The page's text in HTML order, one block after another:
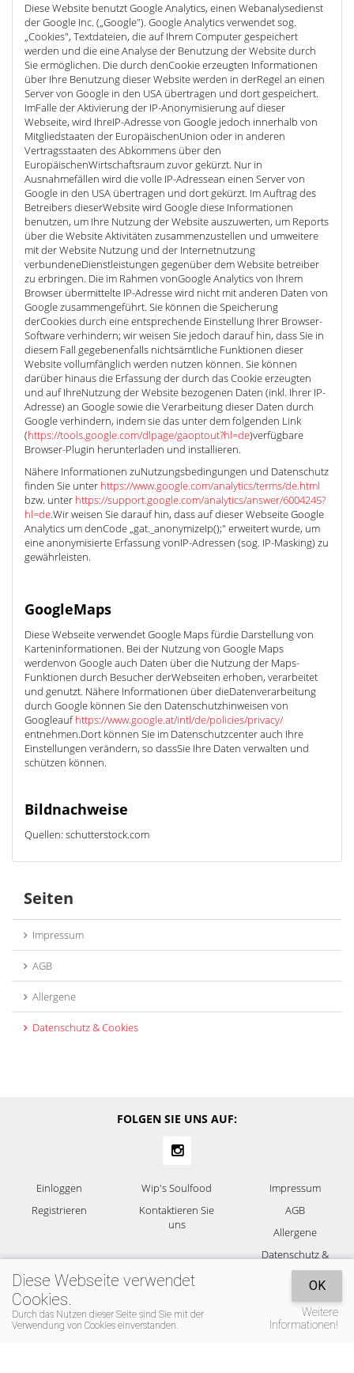
Diese Website benutzt Google Analytics, einen Webanalysedienst
der Google Inc. („Google"). Google Analytics verwendet sog.
„Cookies", Textdateien, die auf Ihrem Computer gespeichert
werden und die eine Analyse der Benutzung der Website durch
Sie ermöglichen. Die durch denCookie erzeugten Informationen
über Ihre Benutzung dieser Website werden in derRegel an einen
Server von Google in den USA übertragen und dort gespeichert.
ImFalle der Aktivierung der IP-Anonymisierung auf dieser
Webseite, wird IhreIP-Adresse von Google jedoch innerhalb von
Mitgliedstaaten der EuropäischenUnion oder in anderen
Vertragsstaaten des Abkommens über den
EuropäischenWirtschaftsraum zuvor gekürzt. Nur in
Ausnahmefällen wird die volle IP-Adressean einen Server von
Google in den USA übertragen und dort gekürzt. Im Auftrag des
Betreibers dieserWebsite wird Google diese Informationen
benutzen, um Ihre Nutzung der Website auszuwerten, um Reports
über die Website Aktivitäten zusammenzustellen und umweitere
mit der Website Nutzung und der Internetnutzung
verbundeneDienstleistungen gegenüber dem Website betreiber
zu erbringen. Die im Rahmen vonGoogle Analytics von Ihrem
Browser übermittelte IP-Adresse wird nicht mit anderen Daten von
Google zusammengeführt. Sie können die Speicherung
derCookies durch eine entsprechende Einstellung Ihrer Browser-
Software verhindern; wir weisen Sie jedoch darauf hin, dass Sie in
diesem Fall gegebenenfalls nichtsämtliche Funktionen dieser
Website vollumfänglich werden nutzen können. Sie können
darüber hinaus die Erfassung der durch das Cookie erzeugten
und auf IhreNutzung der Website bezogenen Daten (inkl. Ihrer IP-
Adresse) an Google sowie die Verarbeitung dieser Daten durch
Google verhindern, indem sie das unter dem folgenden Link
(https://tools.google.com/dlpage/gaoptout?hl=de)verfügbare
Browser-Plugin herunterladen und installieren.
Nähere Informationen zuNutzungsbedingungen und Datenschutz
finden Sie unter https://www.google.com/analytics/terms/de.html
bzw. unter https://support.google.com/analytics/answer/6004245?
hl=de.Wir weisen Sie darauf hin, dass auf dieser Webseite Google
Analytics um denCode „gat._anonymizeIp();" erweitert wurde, um
eine anonymisierte Erfassung vonIP-Adressen (sog. IP-Masking) zu
gewährleisten.
GoogleMaps
Diese Webseite verwendet Google Maps fürdie Darstellung von
Karteninformationen. Bei der Nutzung von Google Maps
werdenvon Google auch Daten über die Nutzung der Maps-
Funktionen durch Besucher derWebseiten erhoben, verarbeitet
und genutzt. Nähere Informationen über dieDatenverarbeitung
durch Google können Sie den Datenschutzhinweisen von
Googleaufhttps://www.google.at/intl/de/policies/privacy/
entnehmen.Dort können Sie im Datenschutzcenter auch Ihre
Einstellungen verändern, so dassSie Ihre Daten verwalten und
schützen können.
Bildnachweise
Quellen: schutterstock.com
Seiten
Impressum
AGB
Allergene
Datenschutz & Cookies
FOLGEN SIE UNS AUF:
Einloggen
Registrieren
Wip's Soulfood
Kontaktieren Sie
uns
Impressum
AGB
Allergene
Datenschutz &
Cookies
Diese Webseite verwendet
Cookies.
Durch das Nutzen dieser Seite sind Sie mit der
Verwendung von Cookies einverstanden.
OK
Weitere
Informationen!